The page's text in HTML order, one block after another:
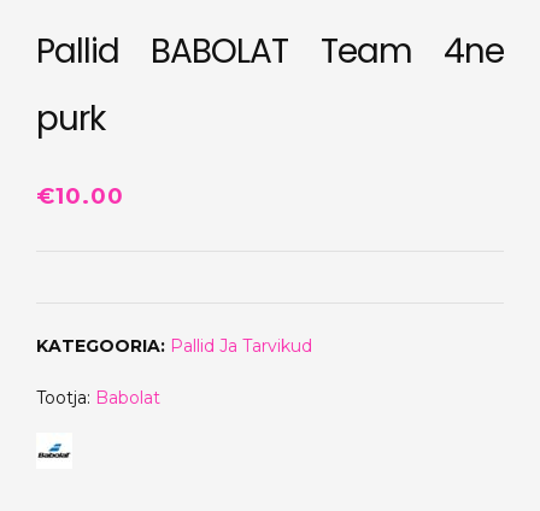
Pallid BABOLAT Team 4ne
purk
€10.00
KATEGOORIA: Pallid Ja Tarvikud
Tootja: Babolat